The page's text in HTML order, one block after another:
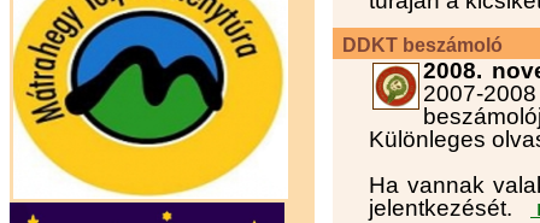
DDKT beszámoló
2008.
2007-
Különleges
Ha vannak
jelentkezését.